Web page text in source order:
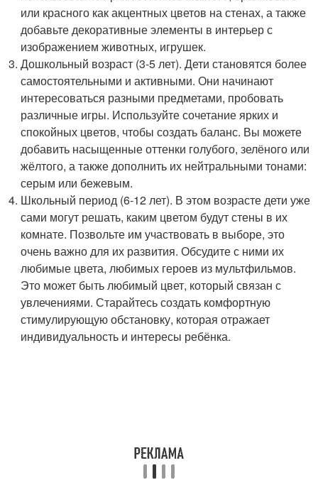
или красного как акцентных цветов на стенах, а также
добавьте декоративные элементы в интерьер с
изображением животных, игрушек.
Дошкольный возраст (3-5 лет). Дети становятся более
самостоятельными и активными. Они начинают
интересоваться разными предметами, пробовать
различные игры. Используйте сочетание ярких и
спокойных цветов, чтобы создать баланс. Вы можете
добавить насыщенные оттенки голубого, зелёного или
жёлтого, а также дополнить их нейтральными тонами:
серым или бежевым.
Школьный период (6-12 лет). В этом возрасте дети уже
сами могут решать, каким цветом будут стены в их
комнате. Позвольте им участвовать в выборе, это
очень важно для их развития. Обсудите с ними их
любимые цвета, любимых героев из мультфильмов.
Это может быть любимый цвет, который связан с
увлечениями. Старайтесь создать комфортную
стимулирующую обстановку, которая отражает
индивидуальность и интересы ребёнка.